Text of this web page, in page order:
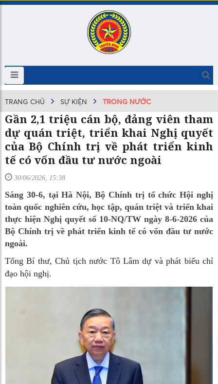
TRANG CHỦ SỰ KIỆN TRONG NƯỚC
Gần 2,1 triệu cán bộ, đảng viên tham
dự quán triệt, triển khai Nghị quyết
của Bộ Chính trị về phát triển kinh
tế có vốn đầu tư nước ngoài
30/06/2026, 15:38
Sáng 30-6, tại Hà Nội, Bộ Chính trị tổ chức Hội nghị
toàn quốc nghiên cứu, học tập, quán triệt và triển khai
thực hiện Nghị quyết số 10-NQ/TW ngày 8-6-2026 của
Bộ Chính trị về phát triển kinh tế có vốn đầu tư nước
ngoài.
Tổng Bí thư, Chủ tịch nước Tô Lâm dự và phát biểu chỉ
đạo hội nghị.